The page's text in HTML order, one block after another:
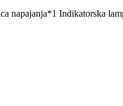
napajanja*1 Indikatorska